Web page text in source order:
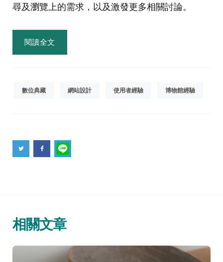
尋及瀏覽上的需求，以及激發更多相關討論。
閱讀全文
數位典藏 網站設計 使用者經驗 博物館經驗
相關文章